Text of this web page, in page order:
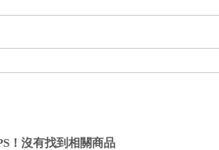
！沒有找到相關商品